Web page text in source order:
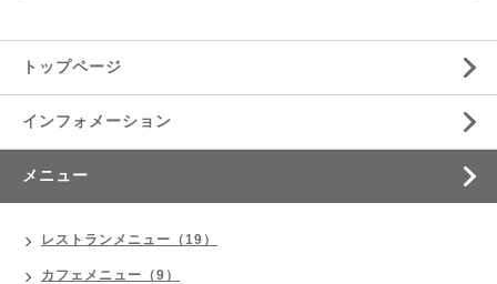
トップページ
インフォメーション
メニュー
レストランメニュー（19）
カフェメニュー（9）